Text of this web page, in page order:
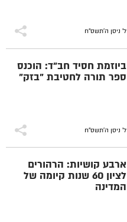
ל' ניסן ה׳תשס״ח
ביוזמת חסיד חב"ד: הוכנס
ספר תורה לחטיבת "בזק"
ל' ניסן ה׳תשס״ח
ארבע קושיות: הרהורים
לציון 60 שנות קיומה של
המדינה